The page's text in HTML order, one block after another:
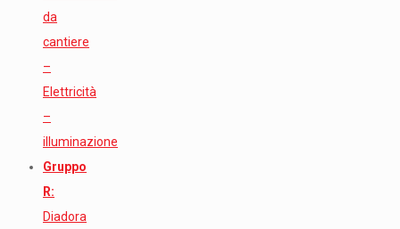
da
cantiere
–
Elettricità
–
illuminazione
Gruppo
R:
Diadora